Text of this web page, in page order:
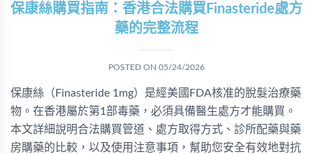
保康絲購買指南：香港合法購買Finasteride處方
藥的完整流程
POSTED ON 05/24/2026
保康絲（Finasteride 1mg）是經美國FDA核准的脫髮治療藥
物。在香港屬於第1部毒藥，必須具備醫生處方才能購買。
本文詳細說明合法購買管道、處方取得方式、診所配藥與藥
房購藥的比較，以及使用注意事項，幫助您安全有效地對抗